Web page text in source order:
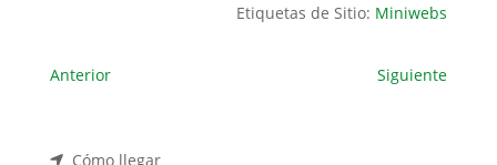
Etiquetas de Sitio: Miniwebs
Anterior Siguiente
Cómo llegar